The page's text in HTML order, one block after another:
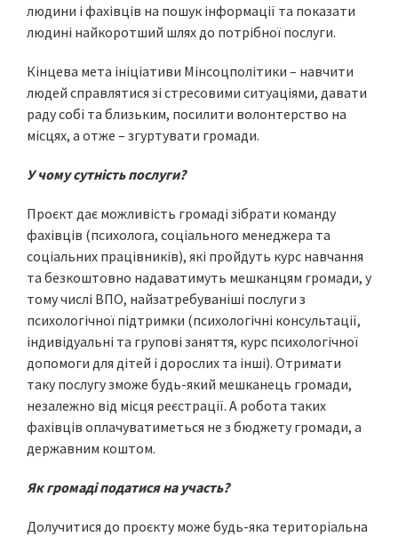
людини і фахівців на пошук інформації та показати
людині найкоротший шлях до потрібної послуги.
Кінцева мета ініціативи Мінсоцполітики – навчити
людей справлятися зі стресовими ситуаціями, давати
раду собі та близьким, посилити волонтерство на
місцях, а отже – згуртувати громади.
У чому сутність послуги?
Проєкт дає можливість громаді зібрати команду
фахівців (психолога, соціального менеджера та
соціальних працівників), які пройдуть курс навчання
та безкоштовно надаватимуть мешканцям громади, у
тому числі ВПО, найзатребуваніші послуги з
психологічної підтримки (психологічні консультації,
індивідуальні та групові заняття, курс психологічної
допомоги для дітей і дорослих та інші). Отримати
таку послугу зможе будь-який мешканець громади,
незалежно від місця реєстрації. А робота таких
фахівців оплачуватиметься не з бюджету громади, а
державним коштом.
Як громаді податися на участь?
Долучитися до проєкту може будь-яка територіальна